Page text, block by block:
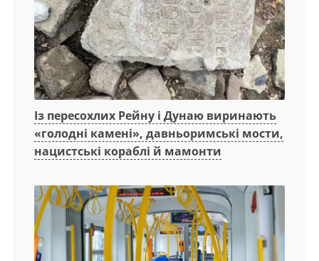
Із пересохлих Рейну і Дунаю виринають
«голодні камені», давньоримські мости,
нацистські кораблі й мамонти